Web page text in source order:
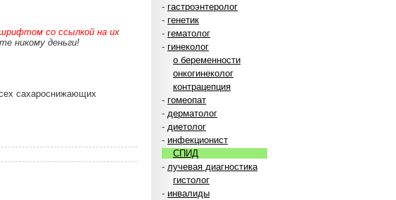
- гастроэнтеролог
- генетик
- гематолог
- гинеколог
о беременности
онкогинеколог
контрацепция
- гомеопат
- дерматолог
- диетолог
- инфекционист
СПИД
- лучевая диагностика
гистолог
- инвалиды
со ссылкой на их
никому деньги!
сахароснижающих